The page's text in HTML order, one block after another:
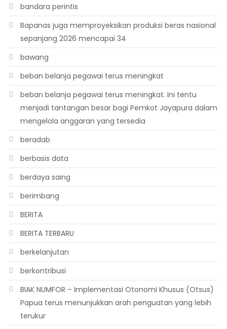
bandara perintis
Bapanas juga memproyeksikan produksi beras nasional
sepanjang 2026 mencapai 34
bawang
beban belanja pegawai terus meningkat
beban belanja pegawai terus meningkat. Ini tentu
menjadi tantangan besar bagi Pemkot Jayapura dalam
mengelola anggaran yang tersedia
beradab
berbasis data
berdaya saing
berimbang
BERITA
BERITA TERBARU
berkelanjutan
berkontribusi
BIAK NUMFOR – Implementasi Otonomi Khusus (Otsus)
Papua terus menunjukkan arah penguatan yang lebih
terukur